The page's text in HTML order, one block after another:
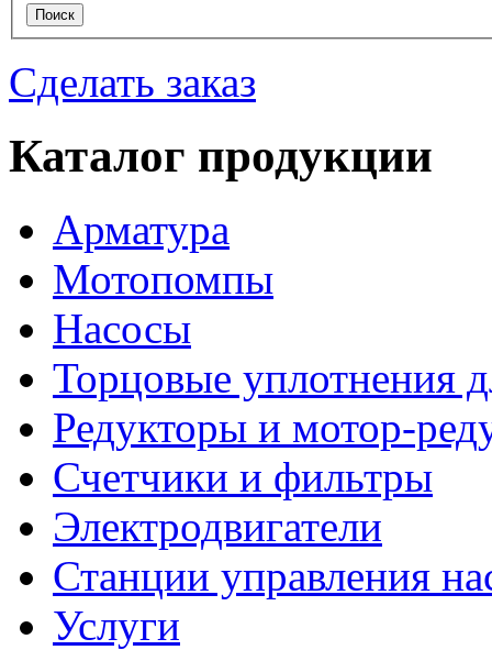
Сделать заказ
Каталог продукции
Арматура
Мотопомпы
Насосы
Торцовые уплотнения
Редукторы и мотор-
Счетчики и фильтры
Электродвигатели
Станции управления
Услуги